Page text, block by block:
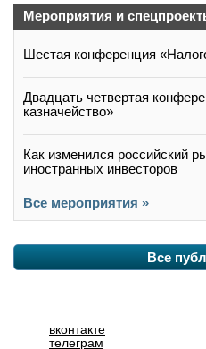
Мероприятия и
Шестая конференция
Двадцать четвертая
казначейство»
Как изменился российский
иностранных инвесторов
Все мероприятия »
Все
вконтакте
телеграм